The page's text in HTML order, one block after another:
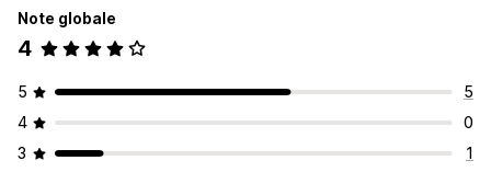
Note globale
4
5
5
4
0
3
1